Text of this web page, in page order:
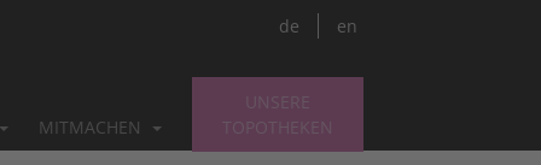
MITMACHEN
UNSERE
TOPOTHEKEN
de en